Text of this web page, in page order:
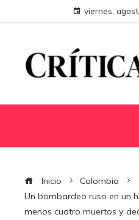
viernes,
Inicio
Colombia
Un bombardeo ruso en un
menos cuatro muertos y